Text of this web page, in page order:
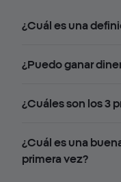
¿Cuál es una
¿Puedo ganar
¿Cuáles son los 3
¿Cuál es una
primera vez?